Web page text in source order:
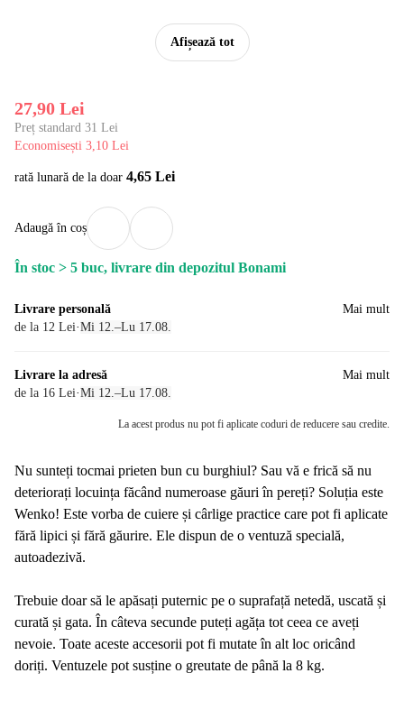
Afișează tot
27,90 Lei
Preț standard 31 Lei
Economisești 3,10 Lei
rată lunară de la doar 4,65 Lei
Adaugă în coș
În stoc > 5 buc, livrare din depozitul Bonami
Livrare personală
de la 12 Lei·Mi 12.–Lu 17.08.
Mai mult
Livrare la adresă
de la 16 Lei·Mi 12.–Lu 17.08.
Mai mult
La acest produs nu pot fi aplicate coduri de reducere sau credite.
Nu sunteți tocmai prieten bun cu burghiul? Sau vă e frică să nu
deteriorați locuința făcând numeroase găuri în pereți? Soluția este
Wenko! Este vorba de cuiere și cârlige practice care pot fi aplicate
fără lipici și fără găurire. Ele dispun de o ventuză specială,
autoadezivă.
Trebuie doar să le apăsați puternic pe o suprafață netedă, uscată și
curată și gata. În câteva secunde puteți agăța tot ceea ce aveți
nevoie. Toate aceste accesorii pot fi mutate în alt loc oricând
doriți. Ventuzele pot susține o greutate de până la 8 kg.